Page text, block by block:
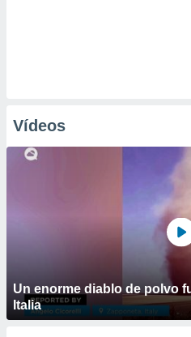
Vídeos
Un enorme diablo de polvo
Italia